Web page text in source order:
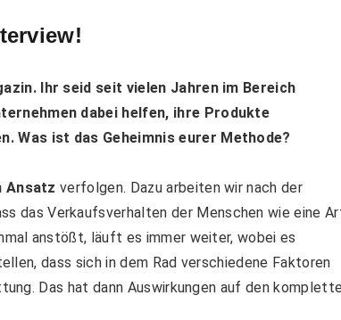
Ihr seid seit vielen Jahren im Bereich
dabei helfen, ihre Produkte
Was ist das Geheimnis eurer Methode?
Ansatz verfolgen. Dazu arbeiten wir nach der
das Verkaufsverhalten der Menschen wie eine
anstößt, läuft es immer weiter, wobei es
dass sich in dem Rad verschiedene Faktoren
Das hat dann Auswirkungen auf den